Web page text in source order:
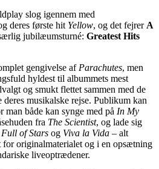
slog igennem med
deres første hit Yellow, og det fejrer A
jubilæumsturné: Greatest Hits
gengivelse af Parachutes, men
hyldest til albummets mest
og smukt flettet sammen med de
musikalske rejse. Publikum kan
både kan synge med på In My
fra The Scientist, og lade sig
Full of Stars og Viva la Vida – alt
for originalmaterialet og i en opsætning
liveoptrædener.